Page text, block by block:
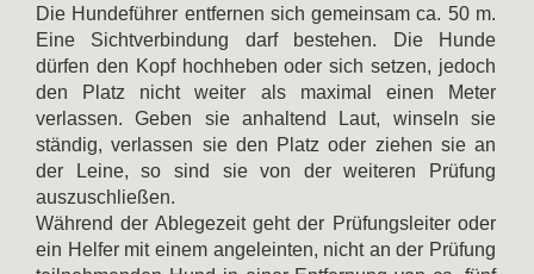
Die Hundeführer entfernen sich gemeinsam ca. 50 m.
Eine Sichtverbindung darf bestehen. Die Hunde
dürfen den Kopf hochheben oder sich setzen, jedoch
den Platz nicht weiter als maximal einen Meter
verlassen. Geben sie anhaltend Laut, winseln sie
ständig, verlassen sie den Platz oder ziehen sie an
der Leine, so sind sie von der weiteren Prüfung
auszuschließen.
Während der Ablegezeit geht der Prüfungsleiter oder
ein Helfer mit einem angeleinten, nicht an der Prüfung